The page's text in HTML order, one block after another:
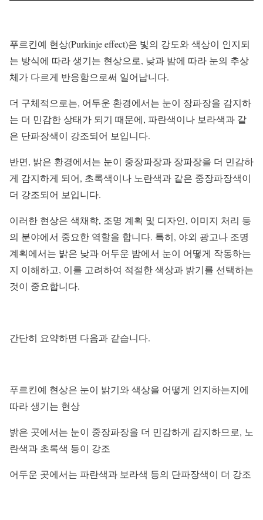
푸르킨예 현상(Purkinje effect)은 빛의 강도와 색상이 인지되
는 방식에 따라 생기는 현상으로, 낮과 밤에 따라 눈의 추상
체가 다르게 반응함으로써 일어납니다.
더 구체적으로는, 어두운 환경에서는 눈이 장파장을 감지하
는 더 민감한 상태가 되기 때문에, 파란색이나 보라색과 같
은 단파장색이 강조되어 보입니다.
반면, 밝은 환경에서는 눈이 중장파장과 장파장을 더 민감하
게 감지하게 되어, 초록색이나 노란색과 같은 중장파장색이
더 강조되어 보입니다.
이러한 현상은 색채학, 조명 계획 및 디자인, 이미지 처리 등
의 분야에서 중요한 역할을 합니다. 특히, 야외 광고나 조명
계획에서는 밝은 낮과 어두운 밤에서 눈이 어떻게 작동하는
지 이해하고, 이를 고려하여 적절한 색상과 밝기를 선택하는
것이 중요합니다.
간단히 요약하면 다음과 같습니다.
푸르킨예 현상은 눈이 밝기와 색상을 어떻게 인지하는지에
따라 생기는 현상
밝은 곳에서는 눈이 중장파장을 더 민감하게 감지하므로, 노
란색과 초록색 등이 강조
어두운 곳에서는 파란색과 보라색 등의 단파장색이 더 강조